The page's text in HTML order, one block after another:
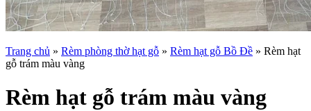
Trang chủ » Rèm phòng thờ hạt gỗ » Rèm hạt gỗ Bồ Đề » Rèm hạt
gỗ trám màu vàng
Rèm hạt gỗ trám màu vàng